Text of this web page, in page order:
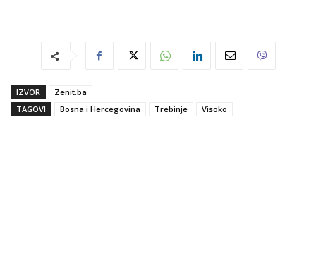
IZVOR
Zenit.ba
TAGOVI
Bosna i Hercegovina Trebinje Visoko